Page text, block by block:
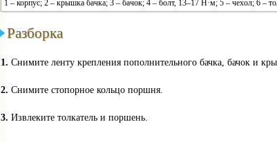
1 – корпус; 2 – крышка бачка; 3 – бачок; 4 – болт, 13–17 Н·м; 5 – чехол; 6 –
Разборка
1. Снимите ленту крепления пополнительного бачка, бачок и
2. Снимите стопорное кольцо поршня.
3. Извлеките толкатель и поршень.